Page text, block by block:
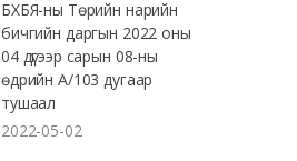
БХБЯ-ны Төрийн нарийн
бичгийн даргын 2022 оны
04 дүгээр сарын 08-ны
өдрийн А/103 дугаар
тушаал
2022-05-02